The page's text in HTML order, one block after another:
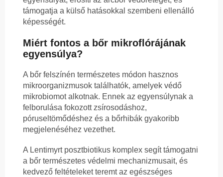
támogatja a külső hatásokkal szembeni ellenálló
képességét.
Miért fontos a bőr mikroflórájának
egyensúlya?
A bőr felszínén természetes módon hasznos
mikroorganizmusok találhatók, amelyek védő
mikrobiomot alkotnak. Ennek az egyensúlynak a
felborulása fokozott zsírosodáshoz,
póruseltömődéshez és a bőrhibák gyakoribb
megjelenéséhez vezethet.
A Lentimyrt posztbiotikus komplex segít támogatni
a bőr természetes védelmi mechanizmusait, és
kedvező feltételeket teremt az egészséges